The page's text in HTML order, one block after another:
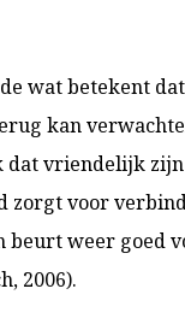
wat betekent
kan
vriendelijk
voor
beurt weer goed
2006).